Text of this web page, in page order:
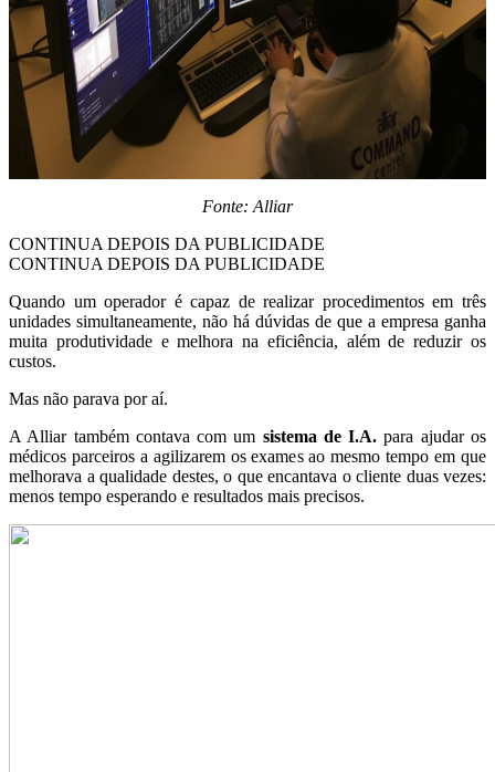
Fonte: Alliar
CONTINUA DEPOIS DA PUBLICIDADE
CONTINUA DEPOIS DA PUBLICIDADE
Quando um operador é capaz de realizar procedimentos em três
unidades simultaneamente, não há dúvidas de que a empresa ganha
muita produtividade e melhora na eficiência, além de reduzir os
custos.
Mas não parava por aí.
A Alliar também contava com um sistema de I.A. para ajudar os
médicos parceiros a agilizarem os exames ao mesmo tempo em que
melhorava a qualidade destes, o que encantava o cliente duas vezes:
menos tempo esperando e resultados mais precisos.